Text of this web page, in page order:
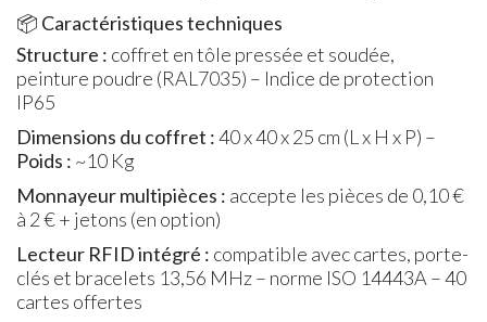
📦 Caractéristiques techniques
Structure : coffret en tôle pressée et soudée,
peinture poudre (RAL7035) – Indice de protection
IP65
Dimensions du coffret :40 x 40 x 25 cm (L x H x P) –
Poids : ~10 Kg
Monnayeur multipièces : accepte les pièces de 0,10 €
à 2 € + jetons (en option)
Lecteur RFID intégré : compatible avec cartes, porte-
clés et bracelets 13,56 MHz – norme ISO 14443A – 40
cartes offertes